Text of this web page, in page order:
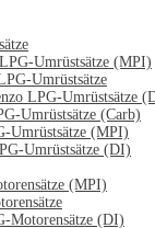
Umrüstsätze (MPI)
Umrüstsätze
LPG-Umrüstsätze
Umrüstsätze (Carb)
Umrüstsätze (MPI)
Umrüstsätze (DI)
(MPI)
Motorensätze (DI)